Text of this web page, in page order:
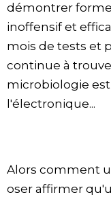
démontrer
inoffensif et
mois de tests et
continue à
microbiologie
l'électronique...
Alors comment
oser affirmer